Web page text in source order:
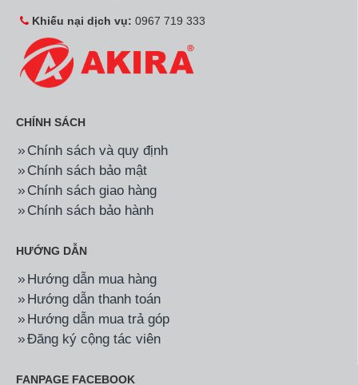
Khiếu nại dịch vụ: 0967 719 333
CHÍNH SÁCH
Chính sách và quy định
Chính sách bảo mật
Chính sách giao hàng
Chính sách bảo hành
HƯỚNG DẪN
Hướng dẫn mua hàng
Hướng dẫn thanh toán
Hướng dẫn mua trả góp
Đăng ký cộng tác viên
FANPAGE FACEBOOK